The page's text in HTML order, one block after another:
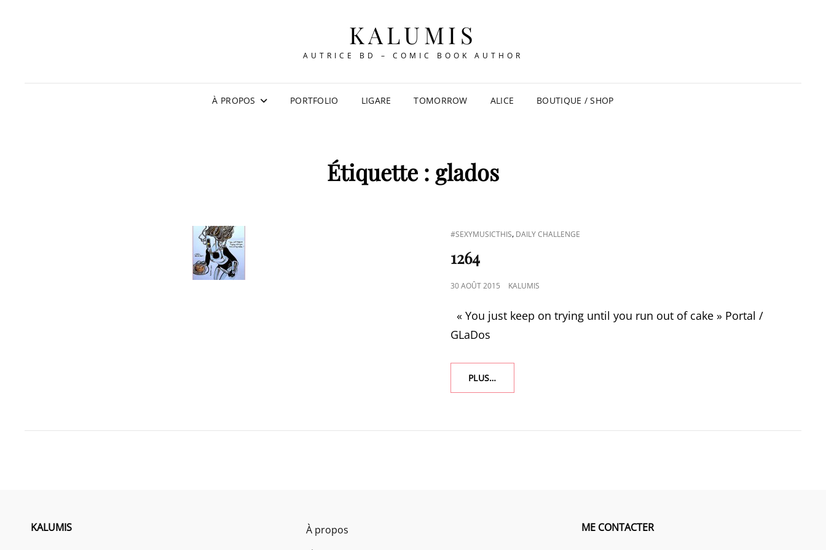
KALUMIS
AUTRICE BD – COMIC BOOK AUTHOR
À PROPOS PORTFOLIO LIGARE TOMORROW ALICE BOUTIQUE / SHOP
Étiquette : glados
CAT
LINKS
#SEXYMUSICTHIS, DAILY CHALLENGE
1264
POSTED
30 AOÛT 2015 KALUMIS
« You just keep on trying until you run out of cake » Portal /
GLaDos
PLUS…1264
KALUMIS
À propos
ME CONTACTER